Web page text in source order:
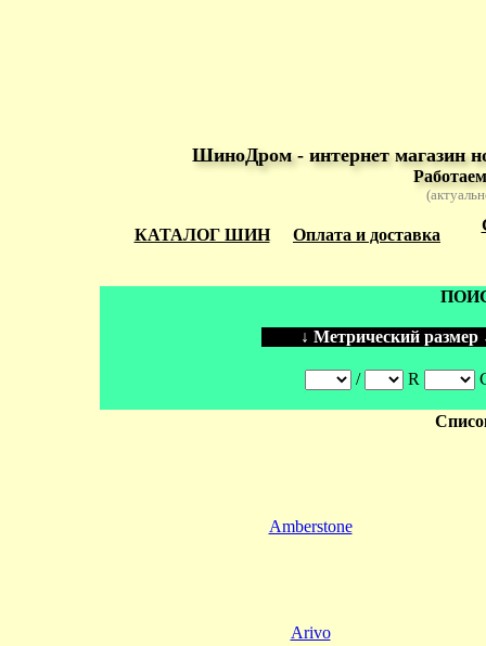
ШиноДром - интернет магазин
КАТАЛОГ ШИН Оплата и доставка
↓ Метрический размер
/ R
Amberstone
Arivo